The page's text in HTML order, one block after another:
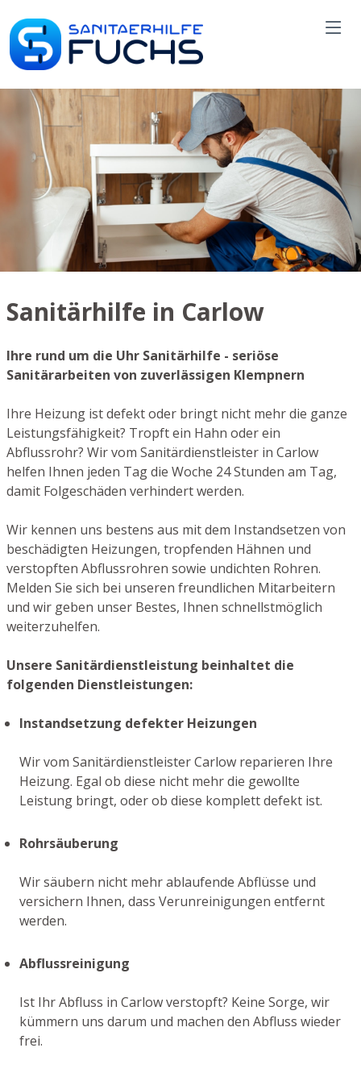
Sanitärhilfe in Carlow
Ihre rund um die Uhr Sanitärhilfe - seriöse
Sanitärarbeiten von zuverlässigen Klempnern
Ihre Heizung ist defekt oder bringt nicht mehr die ganze
Leistungsfähigkeit? Tropft ein Hahn oder ein
Abflussrohr? Wir vom Sanitärdienstleister in Carlow
helfen Ihnen jeden Tag die Woche 24 Stunden am Tag,
damit Folgeschäden verhindert werden.
Wir kennen uns bestens aus mit dem Instandsetzen von
beschädigten Heizungen, tropfenden Hähnen und
verstopften Abflussrohren sowie undichten Rohren.
Melden Sie sich bei unseren freundlichen Mitarbeitern
und wir geben unser Bestes, Ihnen schnellstmöglich
weiterzuhelfen.
Unsere Sanitärdienstleistung beinhaltet die
folgenden Dienstleistungen:
Instandsetzung defekter Heizungen
Wir vom Sanitärdienstleister Carlow reparieren Ihre
Heizung. Egal ob diese nicht mehr die gewollte
Leistung bringt, oder ob diese komplett defekt ist.
Rohrsäuberung
Wir säubern nicht mehr ablaufende Abflüsse und
versichern Ihnen, dass Verunreinigungen entfernt
werden.
Abflussreinigung
Ist Ihr Abfluss in Carlow verstopft? Keine Sorge, wir
kümmern uns darum und machen den Abfluss wieder
frei.